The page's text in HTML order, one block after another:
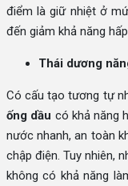
điểm là giữ nhiệt ở
đến giảm khả năng
Thái dương
Có cấu tạo tương tự
ống dầu có khả năng
nước nhanh, an toàn
chập điện. Tuy nhiên,
không có khả năng